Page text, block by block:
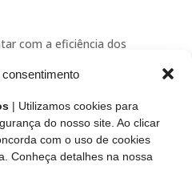
| Utilizamos cookies para
do nosso site. Ao clicar
com o uso de cookies
Conheça detalhes na nossa
com a eficiência dos
nos 27 estados brasileiros. O
aliado ao eficiente
estes profissionais em…